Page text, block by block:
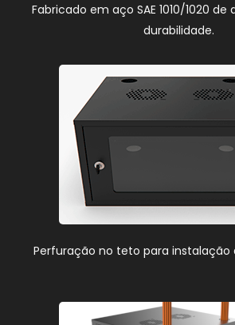
Fabricado em aço SAE 1010/1020
durabilidade.
Perfuração no teto para instalação